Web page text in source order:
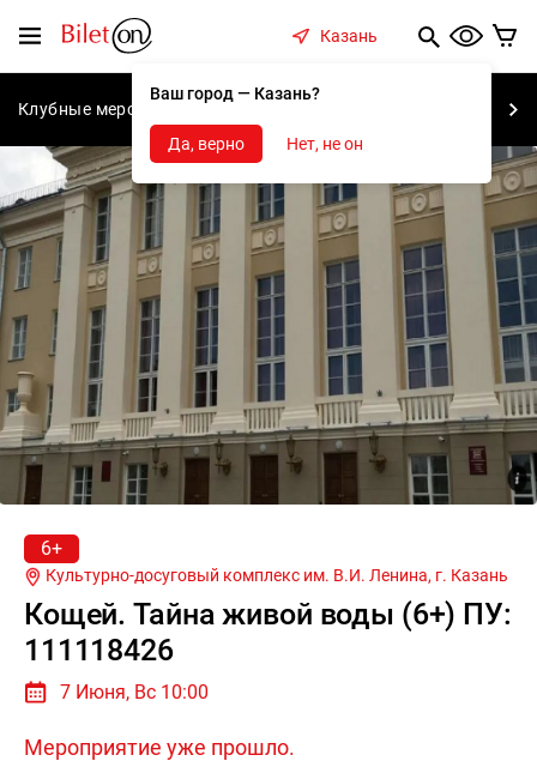
Меню
Казань
Ваш город — Казань?
Да, верно Нет, не он
Клубные мероприятия
6+
Культурно-досуговый комплекс им. В.И. Ленина, г. Казань
Кощей. Тайна живой воды (6+) ПУ:
111118426
7 Июня, Вс 10:00
Мероприятие уже прошло.